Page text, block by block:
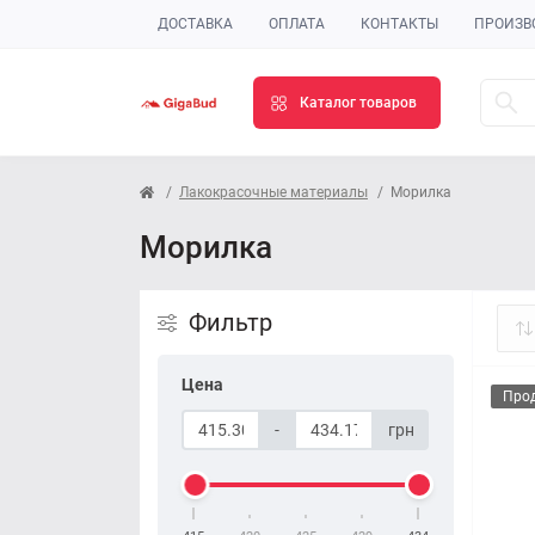
ДОСТАВКА ОПЛАТА КОНТАКТЫ
Каталог товаров
Лакокрасочные материалы Морилка
Морилка
Фильтр
Цена
- грн